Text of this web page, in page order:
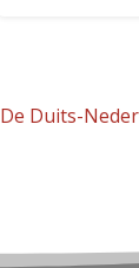
De Duits-